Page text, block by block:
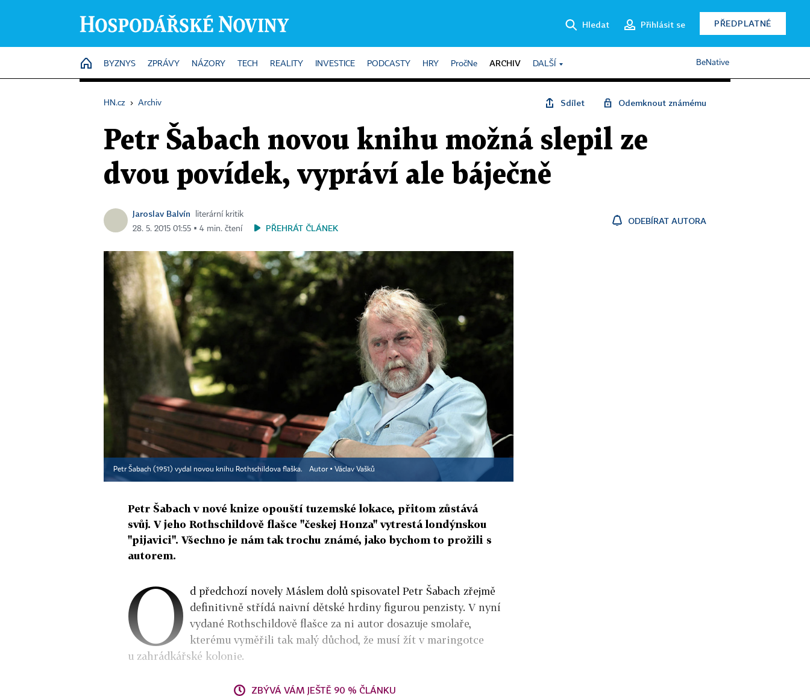
Hledat Přihlásit se PŘEDPLATNÉ
HOME
BYZNYS ZPRÁVY NÁZORY TECH REALITY INVESTICE PODCASTY HRY PročNe ARCHIV DALŠÍ BeNative
HN.cz › Archiv Sdílet Odemknout známému
Petr Šabach novou knihu možná slepil ze
dvou povídek, vypráví ale báječně
Jaroslav Balvín
literární kritik
28. 5. 2015 01:55 ▪ 4 min. čtení
PŘEHRÁT ČLÁNEK
ODEBÍRAT AUTORA
Petr Šabach (1951) vydal novou knihu Rothschildova flaška. Autor ▪ Václav Vašků
Petr Šabach v nové knize opouští tuzemské lokace, přitom zůstává
svůj. V jeho Rothschildově flašce "českej Honza" vytrestá londýnskou
"pijavici". Všechno je nám tak trochu známé, jako bychom to prožili s
autorem.
O d předchozí novely Máslem dolů spisovatel Petr Šabach zřejmě
definitivně střídá naivní dětské hrdiny figurou penzisty. V nyní
vydané Rothschildově flašce za ni autor dosazuje smolaře,
kterému vyměřili tak malý důchod, že musí žít v maringotce
u zahrádkářské kolonie.
ZBÝVÁ VÁM JEŠTĚ 90 % ČLÁNKU